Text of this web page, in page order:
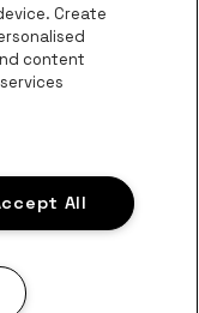
Antwerpen
4925 0067 - BIC:
Privacy
Create
content
All